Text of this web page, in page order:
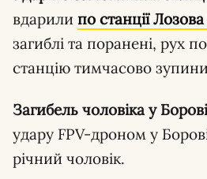
вдарили по станції
загиблі та поранені, рух
станцію тимчасово
Загибель чоловіка у
удару FPV-дроном у
річний чоловік.